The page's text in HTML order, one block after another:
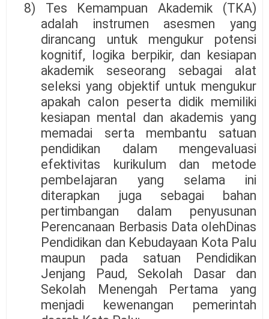
8) Tes Kemampuan Akademik (TKA)
adalah instrumen asesmen yang
dirancang untuk mengukur potensi
kognitif, logika berpikir, dan kesiapan
akademik seseorang sebagai alat
seleksi yang objektif untuk mengukur
apakah calon peserta didik memiliki
kesiapan mental dan akademis yang
memadai serta membantu satuan
pendidikan dalam mengevaluasi
efektivitas kurikulum dan metode
pembelajaran yang selama ini
diterapkan juga sebagai bahan
pertimbangan dalam penyusunan
Perencanaan Berbasis Data olehDinas
Pendidikan dan Kebudayaan Kota Palu
maupun pada satuan Pendidikan
Jenjang Paud, Sekolah Dasar dan
Sekolah Menengah Pertama yang
menjadi kewenangan pemerintah